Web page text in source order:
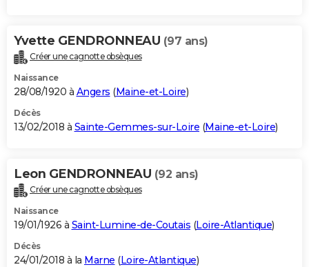
Yvette GENDRONNEAU (97 ans)
Créer une cagnotte obsèques
Naissance
28/08/1920 à Angers (Maine-et-Loire)
Décès
13/02/2018 à Sainte-Gemmes-sur-Loire (Maine-et-Loire)
Leon GENDRONNEAU (92 ans)
Créer une cagnotte obsèques
Naissance
19/01/1926 à Saint-Lumine-de-Coutais (Loire-Atlantique)
Décès
24/01/2018 à la Marne (Loire-Atlantique)